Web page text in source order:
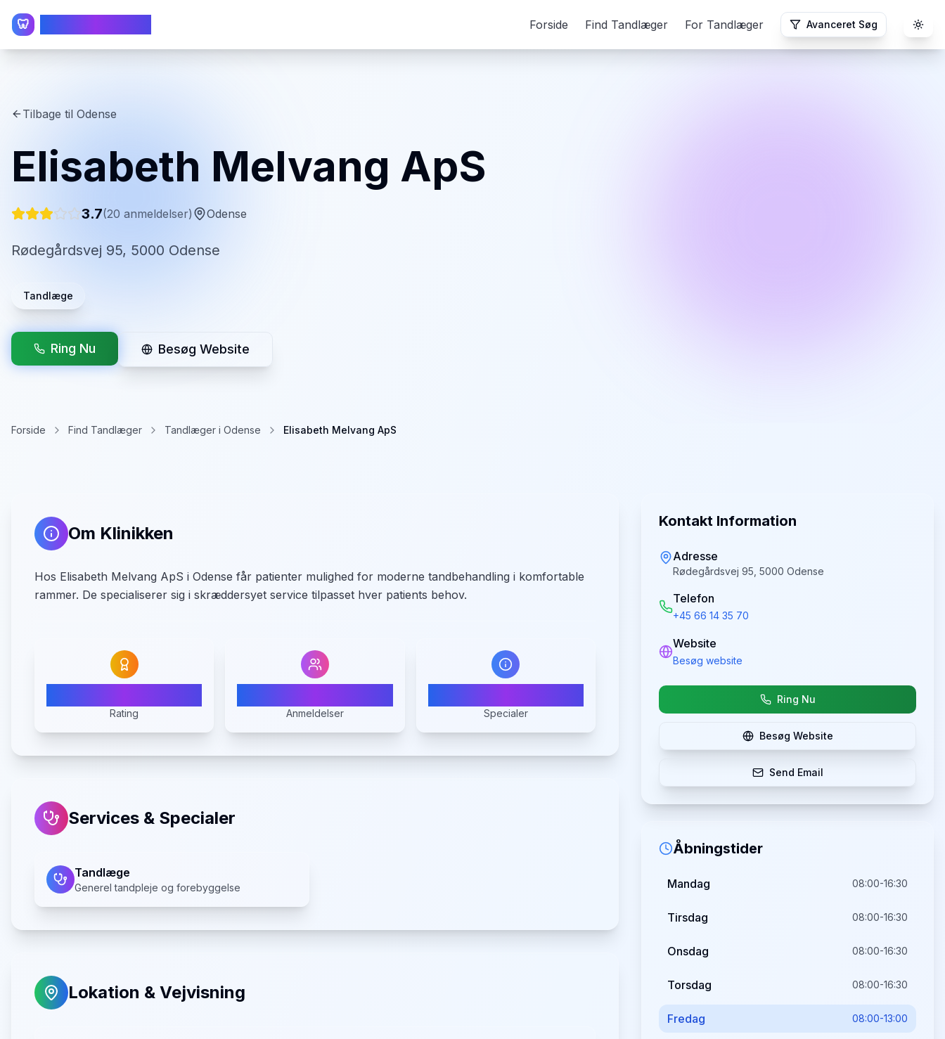
🦷 Forside Find Tandlæger For Tandlæger Avanceret Søg
Tilbage til Odense
Elisabeth Melvang ApS
3.7(20 anmeldelser) Odense
Rødegårdsvej 95, 5000 Odense
Tandlæge
Ring Nu Besøg Website
Forside Find Tandlæger Tandlæger i Odense Elisabeth Melvang ApS
Om Klinikken
Hos Elisabeth Melvang ApS i Odense får patienter mulighed for moderne tandbehandling i komfortable
rammer. De specialiserer sig i skræddersyet service tilpasset hver patients behov.
Rating Anmeldelser Specialer
Services & Specialer
Tandlæge
Generel tandpleje og forebyggelse
Lokation & Vejvisning
Kontakt Information
Adresse
Rødegårdsvej 95, 5000 Odense
Telefon
+45 66 14 35 70
Website
Besøg website
Ring Nu
Besøg Website
Send Email
Åbningstider
Mandag 08:00-16:30
Tirsdag 08:00-16:30
Onsdag 08:00-16:30
Torsdag 08:00-16:30
Fredag 08:00-13:00